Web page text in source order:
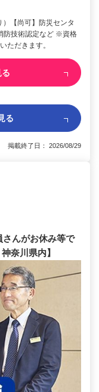
【尚可】防災センタ
防技術認定など ※資格
ただきます。
る
掲載終了日： 2026/08/29
さんがお休み等で
奈川県内】